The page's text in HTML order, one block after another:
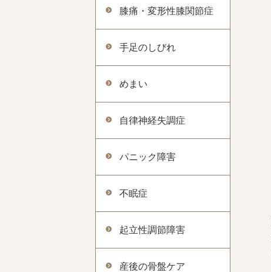
膝痛・変形性膝関節症
手足のしびれ
めまい
自律神経失調症
パニック障害
不眠症
起立性調節障害
産後の骨盤ケア